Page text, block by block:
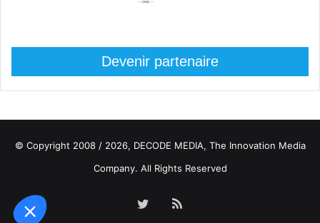
Devenir partenaire
© Copyright 2008 / 2026, DECODE MEDIA, The Innovation Media
Company. All Rights Reserved
TwitterRSS